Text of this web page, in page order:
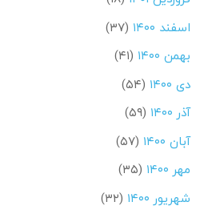
اسفند ۱۴۰۰
(۳۷)
بهمن ۱۴۰۰
(۴۱)
دی ۱۴۰۰
(۵۴)
آذر ۱۴۰۰
(۵۹)
آبان ۱۴۰۰
(۵۷)
مهر ۱۴۰۰
(۳۵)
شهریور ۱۴۰۰
(۳۲)